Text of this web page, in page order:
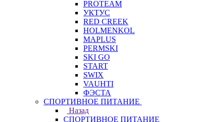
PROTEAM
УКТУС
RED CREEK
HOLMENKOL
MAPLUS
PERMSKI
SKI GO
START
SWIX
VAUHTI
ФЭСТА
СПОРТИВНОЕ ПИТАНИЕ
Назад
СПОРТИВНОЕ ПИТАНИЕ